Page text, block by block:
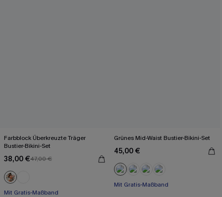
Farbblock Überkreuzte Träger
Bustier-Bikini-Set
38,00 €47,00 €
Mit Gratis-Maßband
Rüschen
Grünes Mid-Waist Bustier-Bikini-Set
45,00 €
Mit Gratis-Maßband
Nahtlos